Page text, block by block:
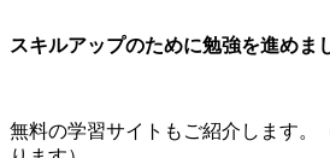
スキルアップのために勉強を進めま
無料の学習サイトもご紹介します